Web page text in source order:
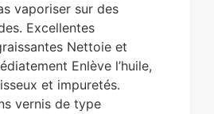
vaporiser sur des
Excellentes
Nettoie et
Enlève l’huile,
et impuretés.
vernis de type